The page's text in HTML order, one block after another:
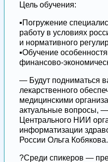
Цель обучения:
▪️Погружение
работу в условиях
и нормативного
▪️Обучение
финансово-
— Будут подниматься
лекарственного
медицинскими
актуальные вопросы,
Центрального НИИ
информатизации
России Ольга Кобякова.
?Среди спикеров —